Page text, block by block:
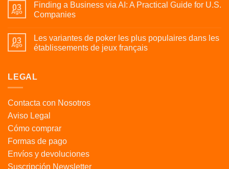
03
Ago
Finding a Business via AI: A Practical Guide for U.S.
Companies
03
Ago
Les variantes de poker les plus populaires dans les
établissements de jeux français
LEGAL
Contacta con Nosotros
Aviso Legal
Cómo comprar
Formas de pago
Envíos y devoluciones
Suscripción Newsletter